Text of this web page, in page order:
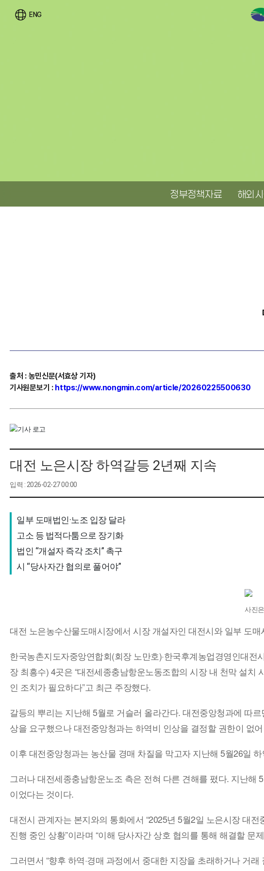
ENG
정부정책자료 해외
출처 : 농민신문(서효상 기자)
기사원문보기 : https://www.nongmin.com/article/20260225500630
대전 노은시장 하역갈등 2년째 지속
입력 : 2026-02-27 00:00
일부 도매법인·노조 입장 달라
고소 등 법적다툼으로 장기화
법인 “개설자 즉각 조치” 촉구
시 “당사자간 협의로 풀어야”
사진
대전 노은농수산물도매시장에서 시장 개설자인 대전시와 일부 도
한국농촌지도자중앙연합회(회장 노만호)·한국후계농업경영인대
장 최흥수) 4곳은 “대전세종충남항운노동조합의 시장 내 천막 설치
인 조치가 필요하다”고 최근 주장했다.
갈등의 뿌리는 지난해 5월로 거슬러 올라간다. 대전중앙청과에 따
상을 요구했으나 대전중앙청과는 하역비 인상을 결정할 권한이 없
이후 대전중앙청과는 농산물 경매 차질을 막고자 지난해 5월26일
그러나 대전세종충남항운노조 측은 전혀 다른 견해를 폈다. 지난
이었다는 것이다.
대전시 관계자는 본지와의 통화에서 “2025년 5월2일 노은시장 대
진행 중인 상황”이라며 “이해 당사자간 상호 협의를 통해 해결할 문
그러면서 “향후 하역·경매 과정에서 중대한 지장을 초래하거나 거